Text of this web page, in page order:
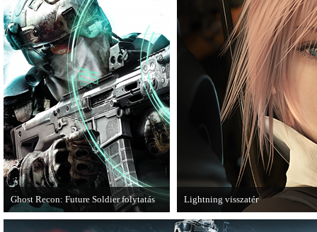
Ghost Recon: Future Soldier folytatás
Több jel is utal arra, hogy készülőben
Lightning visszatér
Megjött a Lightning Returns: